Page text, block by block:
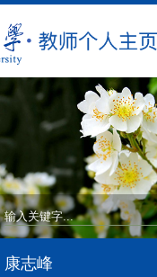
康志峰